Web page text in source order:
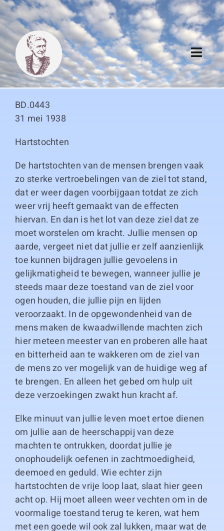
Skip
to
content
Algemeen
Duitse boeken
Links
BD.0443
31 mei 1938
Hartstochten
De hartstochten van de mensen brengen vaak
zo sterke vertroebelingen van de ziel tot stand,
dat er weer dagen voorbijgaan totdat ze zich
weer vrij heeft gemaakt van de effecten
hiervan. En dan is het lot van deze ziel dat ze
moet worstelen om kracht. Jullie mensen op
aarde, vergeet niet dat jullie er zelf aanzienlijk
toe kunnen bijdragen jullie gevoelens in
gelijkmatigheid te bewegen, wanneer jullie je
steeds maar deze toestand van de ziel voor
ogen houden, die jullie pijn en lijden
veroorzaakt. In de opgewondenheid van de
mens maken de kwaadwillende machten zich
hier meteen meester van en proberen alle haat
en bitterheid aan te wakkeren om de ziel van
de mens zo ver mogelijk van de huidige weg af
te brengen. En alleen het gebed om hulp uit
deze verzoekingen zwakt hun kracht af.
Elke minuut van jullie leven moet ertoe dienen
om jullie aan de heerschappij van deze
machten te ontrukken, doordat jullie je
onophoudelijk oefenen in zachtmoedigheid,
deemoed en geduld. Wie echter zijn
hartstochten de vrije loop laat, slaat hier geen
acht op. Hij moet alleen weer vechten om in de
voormalige toestand terug te keren, wat hem
met een goede wil ook zal lukken, maar wat de